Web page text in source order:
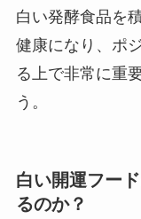
白い発酵食品を
健康になり、ポ
る上で非常に重
う。
白い開運フー
るのか？